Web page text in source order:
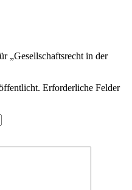
„Gesellschaftsrecht in der
Erforderliche Felder